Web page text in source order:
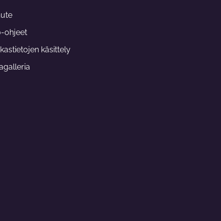
a
ohjeet
käsittely